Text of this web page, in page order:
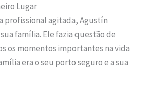
Lugar
profissional agitada, Agustín
família. Ele fazia questão de
os momentos importantes na vida
era o seu porto seguro e a sua